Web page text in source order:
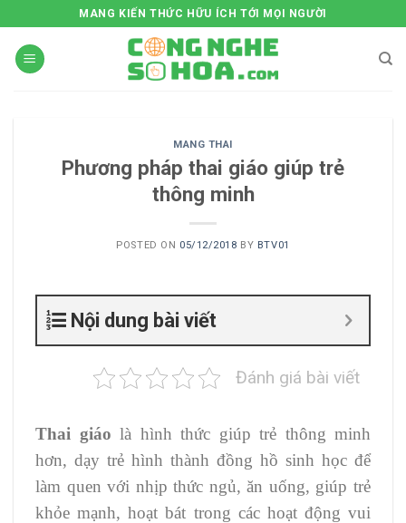
to
content
MANG KIẾN THỨC HỮU ÍCH TỚI MỌI NGƯỜI
MANG THAI
Phương pháp thai giáo giúp trẻ
thông minh
POSTED ON 05/12/2018 BY BTV01
Nội dung bài viết
Đánh giá bài viết
Thai giáo là hình thức giúp trẻ thông minh
hơn, dạy trẻ hình thành đồng hồ sinh học để
làm quen với nhịp thức ngủ, ăn uống, giúp trẻ
khỏe mạnh, hoạt bát trong các hoạt động vui